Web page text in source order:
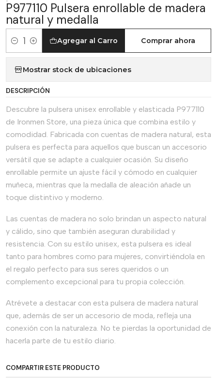
P977110 Pulsera enrollable de madera
natural y medalla
Cantidad
Agregar al Carro Comprar ahora
Mostrar stock de ubicaciones
DESCRIPCIÓN
Descubre la pulsera unisex enrollable y elasticada P977110
de Ironmen Store, una pieza única que combina estilo y
comodidad. Fabricada con cuentas de madera natural, esta
pulsera es perfecta para aquellos que buscan un accesorio
versátil que se adapte a cualquier ocasión. Su diseño
enrollable permite un ajuste fácil y cómodo en cualquier
muñeca, mientras que la medalla de aleación añade un
toque distintivo y moderno.
Las cuentas de madera no solo brindan un aspecto natural
y cálido, sino que también aseguran durabilidad y
resistencia. Con su estilo unisex, esta pulsera es ideal
tanto para hombres como para mujeres, convirtiéndola en
el regalo perfecto para sus seres queridos o un
complemento excepcional para tu propia colección.
Atrévete a destacar con esta pulsera de madera natural
que, además de ser un accesorio de moda, refleja una
conexión con la naturaleza. No te pierdas la oportunidad de
hacerla parte de tu estilo diario.
COMPARTIR ESTE PRODUCTO